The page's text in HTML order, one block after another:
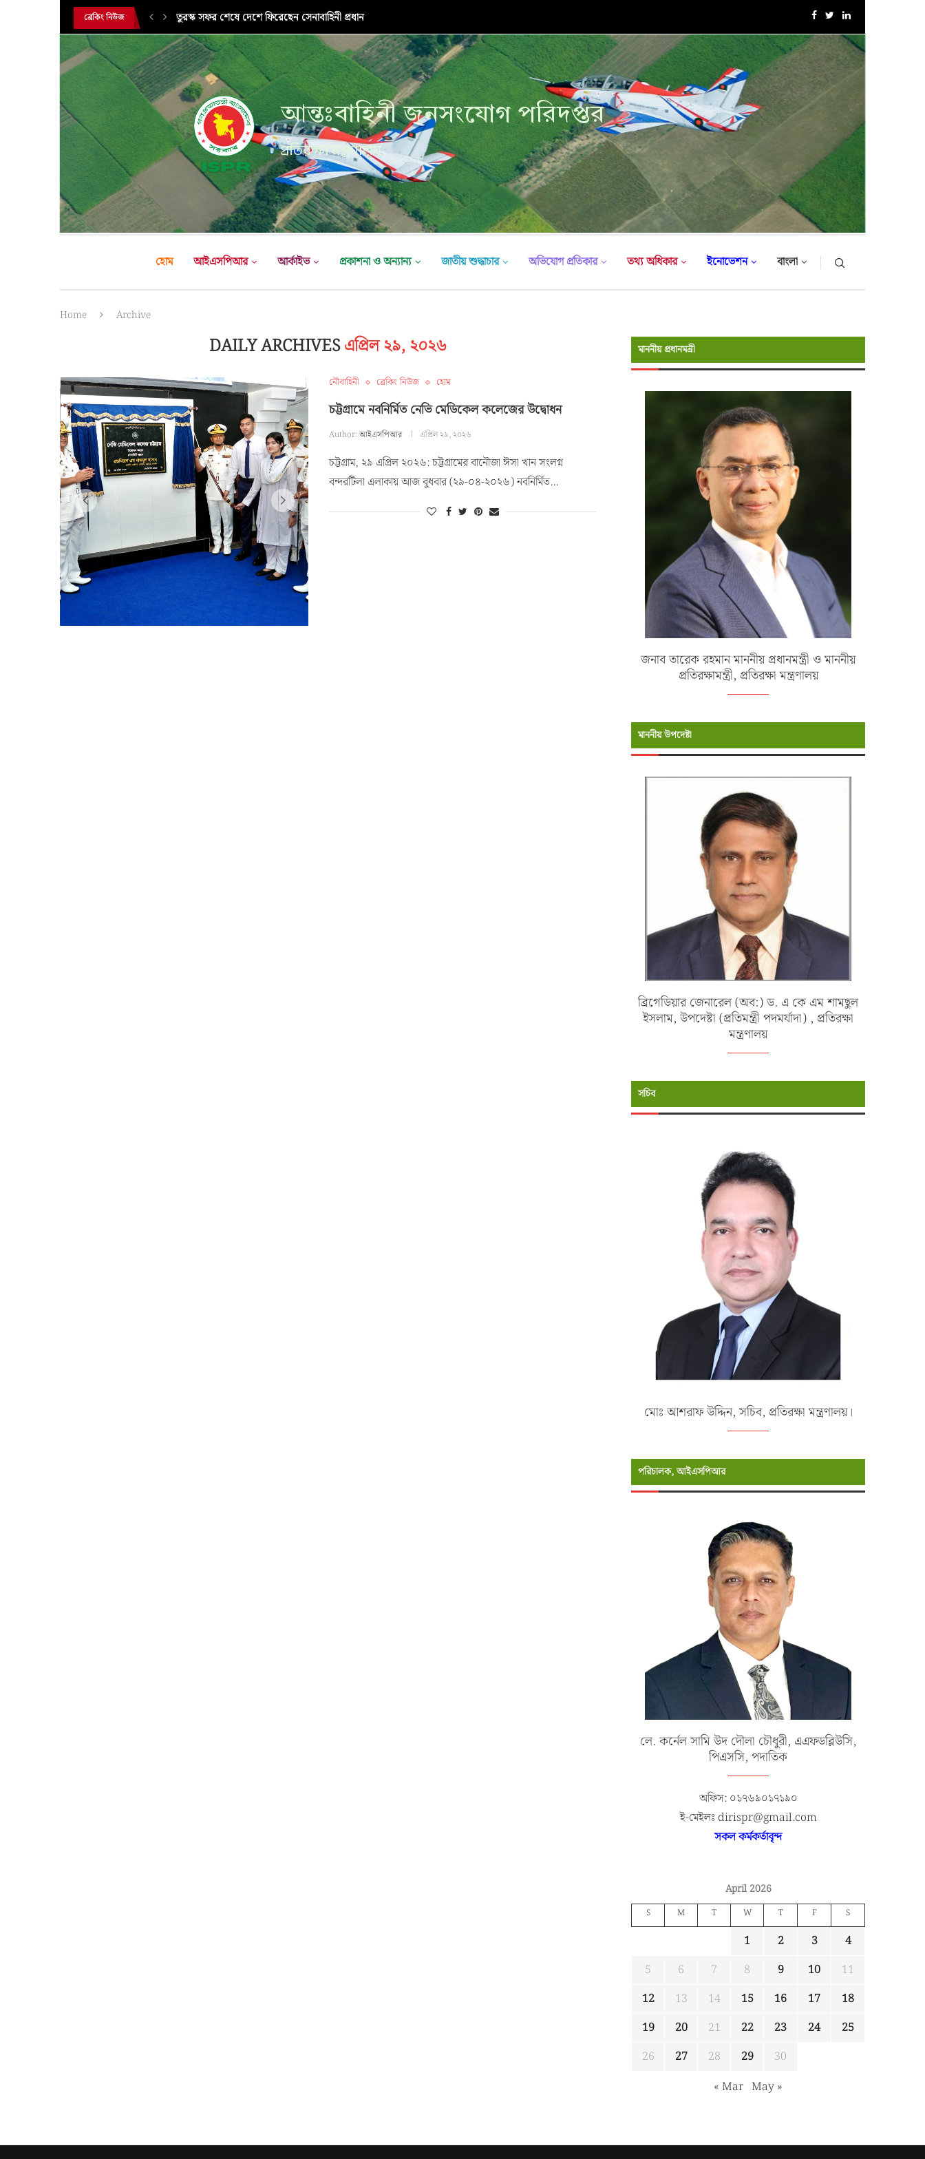
ব্রেকিং নিউজ তুরস্ক সফর শেষে দেশে ফিরেছেন সেনাবাহিনী প্রধান সরকারি সফরে তুরস্ক গমন করলেন সেনাবাহিনী প্রধান
আন্তঃবাহিনী জনসংযোগ পরিদপ্তর
প্রতিরক্ষা মন্ত্রণালয়
হোম আইএসপিআর আর্কাইভ প্রকাশনা ও অন্যান্য জাতীয় শুদ্ধাচার অভিযোগ প্রতিকার তথ্য অধিকার ইনোভেশন বাংলা
Home Archive
DAILY ARCHIVESএপ্রিল ২৯, ২০২৬
নৌবাহিনী ব্রেকিং নিউজ হোম
চট্টগ্রামে নবনির্মিত নেভি মেডিকেল কলেজের উদ্বোধন
Author:আইএসপিআর এপ্রিল ২৯, ২০২৬
চট্টগ্রাম, ২৯ এপ্রিল ২০২৬: চট্টগ্রামের বানৌজা ঈসা খান সংলগ্ন
বন্দরটিলা এলাকায় আজ বুধবার (২৯-০৪-২০২৬) নবনির্মিত…
মাননীয় প্রধানমন্রী
জনাব তারেক রহমান মাননীয় প্রধানমন্ত্রী ও মাননীয়
প্রতিরক্ষামন্ত্রী, প্রতিরক্ষা মন্ত্রণালয়
মাননীয় উপদেষ্টা
ব্রিগেডিয়ার জেনারেল (অব:) ড. এ কে এম শামছুল
ইসলাম, উপদেষ্টা (প্রতিমন্ত্রী পদমর্যাদা) , প্রতিরক্ষা
মন্ত্রণালয়
সচিব
মোঃ আশরাফ উদ্দিন, সচিব, প্রতিরক্ষা মন্ত্রণালয়।
পরিচালক, আইএসপিআর
লে. কর্নেল সামি উদ দৌলা চৌধুরী, এএফডব্লিউসি,
পিএসসি, পদাতিক
অফিস: ০১৭৬৯০১৭১৯০
ই-মেইলঃ dirispr@gmail.com
সকল কর্মকর্তাবৃন্দ
April 2026
S M T W T F S
1 2 3
4
5
6 7 8 9 10
11
12
13 14 15 16 17
18
19
20 21 22 23 24
25
26
27 28 29
30
« Mar May »